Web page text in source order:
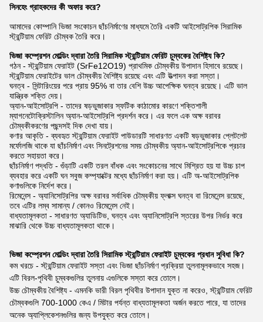
সিনহেং গ্রাহকদের কী অফার করে?
আমাদের কোম্পানি ভিজা সংকোচন ছাঁচনির্মাণের মাধ্যমে তৈরি একটি আইসোট্রপিক সিরামিক
স্ট্রন্টিয়াম ফেরিট চৌম্বক তৈরি করে।
ভিজা কম্প্রেশন মোল্ডিং দ্বারা তৈরি সিরামিক স্ট্রন্টিয়াম ফেরিট চুম্বকের বৈশিষ্ট্য কি?
গঠন - স্ট্রন্টিয়াম ফেরাইট (SrFe12O19) প্রাথমিক চৌম্বকীয় উপাদান হিসাবে রয়েছে।
স্ট্রন্টিয়াম ফেরাইটের ভাল চৌম্বকীয় বৈশিষ্ট্য রয়েছে এবং এটি উত্পাদন করা সস্তা।
ঘনত্ব - সিন্টারিংয়ের পরে প্রায় 95% বা তার বেশি উচ্চ আপেক্ষিক ঘনত্ব রয়েছে। এটি ভাল
যান্ত্রিক শক্তি দেয়।
অ্যান-আইসোট্রপি - তাদের ষড়ভুজাকার স্ফটিক কাঠামোর কারণে শক্তিশালী
ম্যাগনেটোক্রিস্টালিন অ্যান-আইসোট্রপি প্রদর্শন করে। এর ফলে এক অক্ষ বরাবর
চৌম্বকীকরণের পছন্দসই দিক দেখা যায়।
কণার আকৃতি - ব্যবহৃত স্ট্রন্টিয়াম ফেরাইট পাউডারটি সাধারণত একটি ষড়ভুজাকার প্লেটলেট
মর্ফোলজি থাকে যা ছাঁচনির্মাণ এবং সিনট্রেশনের সময় চৌম্বকীয় অ্যান-আইসোট্রপিকে প্রচার
করতে সহায়তা করে।
ছাঁচনির্মাণ পদ্ধতি - গুঁড়াটি একটি তরল বাঁধক এবং সংকোচনের সাথে মিশ্রিত হয় যা উচ্চ চাপ
ব্যবহার করে একটি ঘন সবুজ কম্প্যাক্টের মধ্যে ছাঁচনির্মাণ করা হয়। এটি অ-আইসোট্রপিক
কণাগুলিকে নির্দেশ করে।
রিমেনেন্স - অ্যানিসোট্রপির অক্ষ বরাবর সর্বাধিক চৌম্বকীয় ফ্লাক্স ঘনত্ব বা রিমেনেন্স রয়েছে,
তবে এটির লম্ব সামান্য / কোনও রিমেনেন্স নেই।
বাধ্যতামূলকতা - সাধারণত অ্যাডিটিভ, ঘনত্ব এবং অ্যানিসোট্রপি স্তরের উপর নির্ভর করে
মাঝারি থেকে উচ্চ বাধ্যতামূলকতা থাকে।
ভিজা কম্প্রেশন মোল্ডিং দ্বারা তৈরি সিরামিক স্ট্রন্টিয়াম ফেরাইট চুম্বকের প্রধান সুবিধা কি?
কম খরচে - স্ট্রন্টিয়াম ফেরাইট সস্তা এবং ভিজা ছাঁচনির্মাণ প্রক্রিয়া তুলনামূলকভাবে সহজ।
এটি বিরল-পৃথিবী চুম্বকগুলির তুলনায় এগুলিকে সস্তা করে তোলে।
উচ্চ চৌম্বকীয় বৈশিষ্ট্য - এমনকি ভারী বিরল পৃথিবীর উপাদান যুক্ত না করেও, স্ট্রন্টিয়াম ফেরিট
চৌম্বকগুলি 700-1000 কেএ / মিটার পর্যন্ত বাধ্যতামূলকতা অর্জন করতে পারে, যা তাদের
অনেক অ্যাপ্লিকেশনগুলির জন্য উপযুক্ত করে তোলে।